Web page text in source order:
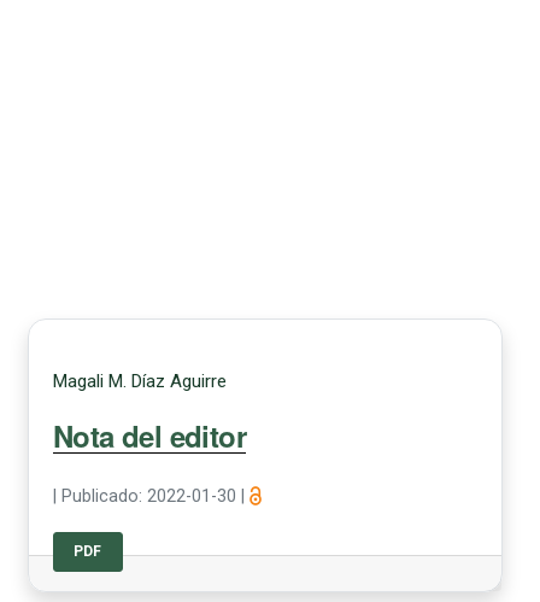
Magali M. Díaz Aguirre
Nota del editor
Publicado: 2022-01-30
PDF